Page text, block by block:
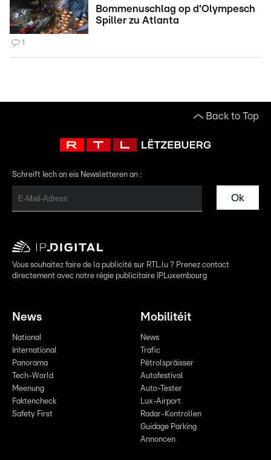
Bommenuschlag op d'Olympesch
Spiller zu Atlanta
1
Back to Top
Schreift Iech an eis Newsletteren an :
Ok
Vous souhaitez faire de la publicité sur RTL.lu ? Prenez contact
directement avec notre régie publicitaire IPLuxembourg
News
National
International
Panorama
Tech-World
Meenung
Faktencheck
Safety First
Mobilitéit
News
Trafic
Pëtrolspräisser
Autofestival
Auto-Tester
Lux-Airport
Radar-Kontrollen
Guidage Parking
Annoncen